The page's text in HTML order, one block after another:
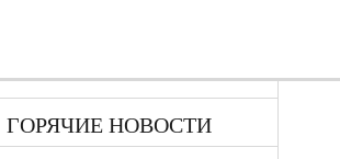
ГОРЯЧИЕ НОВОСТИ